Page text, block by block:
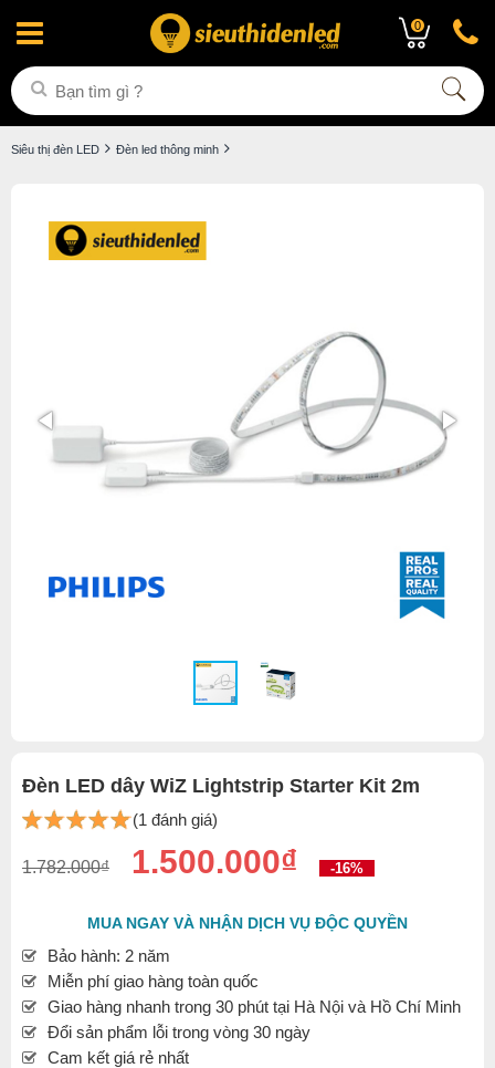
0
Siêu thị đèn LED Đèn led thông minh
Đèn LED dây WiZ Lightstrip Starter Kit 2m
(1 đánh giá)
1.782.000₫ 1.500.000₫ -16%
MUA NGAY VÀ NHẬN DỊCH VỤ ĐỘC QUYỀN
Bảo hành: 2 năm
Miễn phí giao hàng toàn quốc
Giao hàng nhanh trong 30 phút tại Hà Nội và Hồ Chí Minh
Đổi sản phẩm lỗi trong vòng 30 ngày
Cam kết giá rẻ nhất